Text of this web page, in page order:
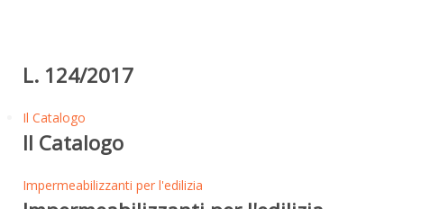
L. 124/2017
Il Catalogo
Il Catalogo
Impermeabilizzanti per l'edilizia